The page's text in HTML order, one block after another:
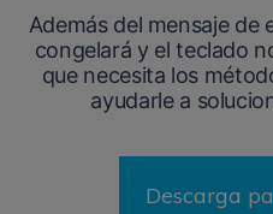
Sala de prensa
Recoverit para
Recupera datos
Recuperar Medios
Soluciones de
Recursos
Por qué Recoverit
Historias de Clientes
Además del mensaje de
congelará y el teclado
que necesita los
ayudarle a
Descarga